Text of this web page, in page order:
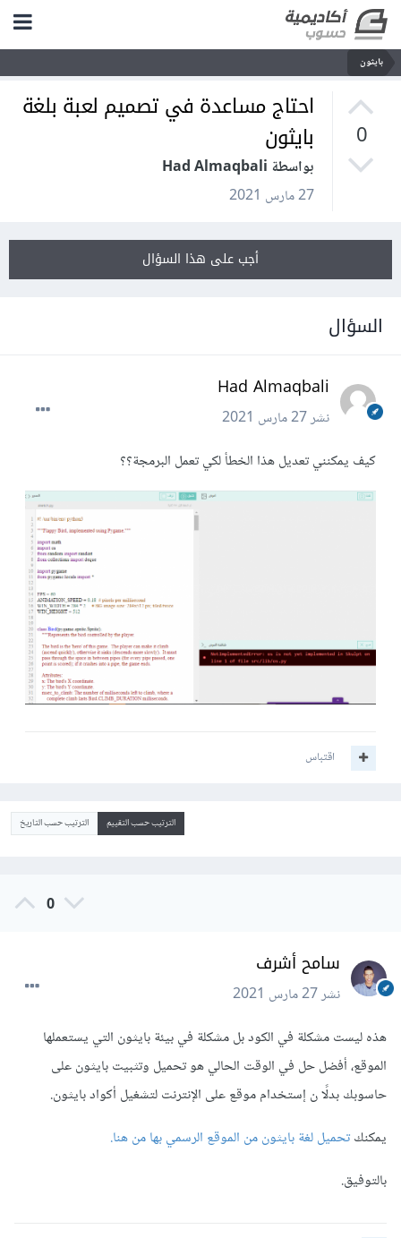
بايثون
0
احتاج مساعدة في تصميم لعبة بلغة
بايثون
بواسطة Had Almaqbali
27 مارس 2021
أجب على هذا السؤال
السؤال
Had Almaqbali
نشر27 مارس 2021
كيف يمكنني تعديل هذا الخطأ لكي تعمل البرمجة؟؟
اقتباس
الترتيب حسب التقييم الترتيب حسب التاريخ
0
سامح أشرف
نشر27 مارس 2021
هذه ليست مشكلة في الكود بل مشكلة في بيئة بايثون التي يستعملها
الموقع، أفضل حل في الوقت الحالي هو تحميل وتثبيت بايثون على
حاسوبك بدلًا ن إستخدام موقع على الإنترنت لتشغيل أكواد بايثون.
يمكنكتحميل لغة بايثون من الموقع الرسمي بها من هنا.
بالتوفيق.